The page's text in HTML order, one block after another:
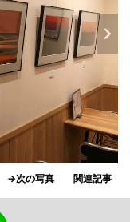
→次の写真 関連記事